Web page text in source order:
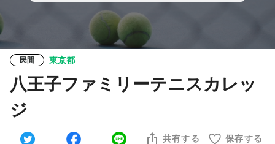
民間 東京都
八王子ファミリーテニスカレッ
ジ
共有する 保存する